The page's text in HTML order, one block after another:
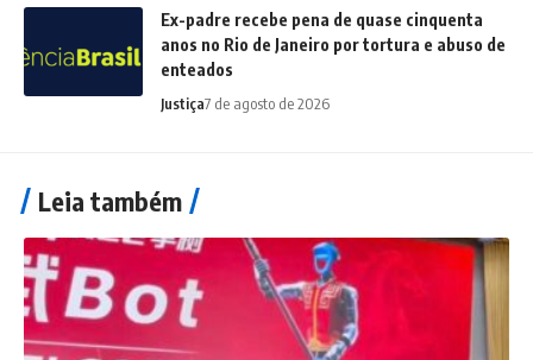
Ex-padre recebe pena de quase cinquenta
anos no Rio de Janeiro por tortura e abuso de
enteados
Justiça7 de agosto de 2026
Leia também